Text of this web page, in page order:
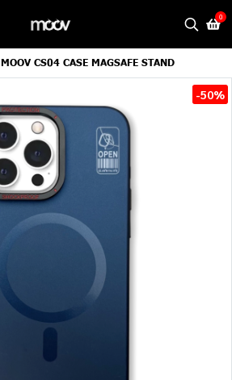
0
MOOV CS04 CASE MAGSAFE STAND
-50%